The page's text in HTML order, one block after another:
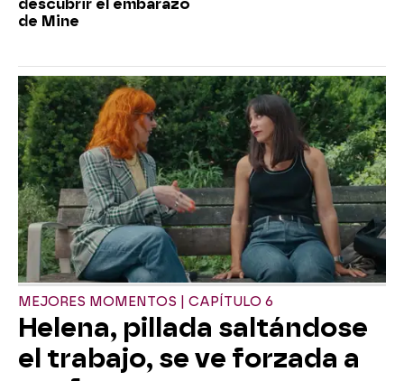
descubrir el embarazo
de Mine
MEJORES MOMENTOS | CAPÍTULO 6
Helena, pillada saltándose
el trabajo, se ve forzada a